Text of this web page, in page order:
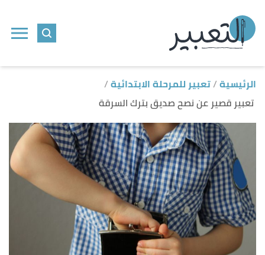
الرئيسية تعبير للمرحلة الابتدائية
تعبير قصير عن نصح صديق بترك السرقة